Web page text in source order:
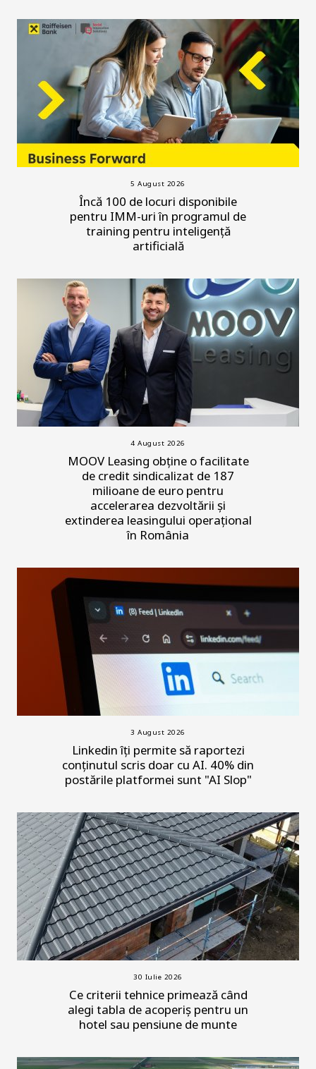
5 August 2026
Încă 100 de locuri disponibile
pentru IMM-uri în programul de
training pentru inteligență
artificială
4 August 2026
MOOV Leasing obține o facilitate
de credit sindicalizat de 187
milioane de euro pentru
accelerarea dezvoltării și
extinderea leasingului operațional
în România
3 August 2026
Linkedin îți permite să raportezi
conținutul scris doar cu AI. 40% din
postările platformei sunt "AI Slop"
30 Iulie 2026
Ce criterii tehnice primează când
alegi tabla de acoperiș pentru un
hotel sau pensiune de munte